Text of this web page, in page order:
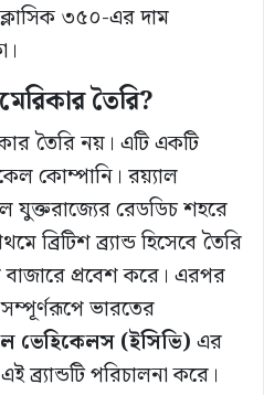
৩৫০-এর দাম
তৈরি?
তৈরি নয়। এটি একটি
কোম্পানি। রয়্যাল
যুক্তরাজ্যের রেডডিচ শহরে
ব্রিটিশ ব্র্যান্ড হিসেবে তৈরি
প্রবেশ করে। এরপর
ভারতের
ভেহিকেলস (ইসিভি)এর
পরিচালনা করে।